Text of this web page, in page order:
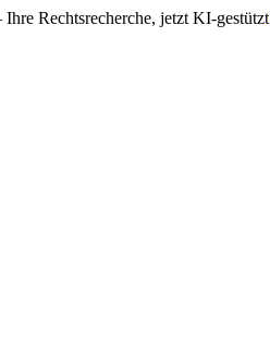
Rechtsrecherche, jetzt KI-gestützt